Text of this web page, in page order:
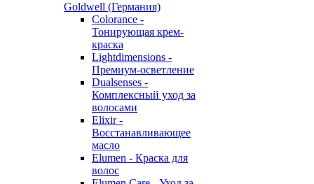
Goldwell (Германия)
Colorance -
Тонирующая крем-
краска
Lightdimensions -
Премиум-осветление
Dualsenses -
Комплексный уход за
волосами
Elixir -
Восстанавливающее
масло
Elumen - Краска для
волос